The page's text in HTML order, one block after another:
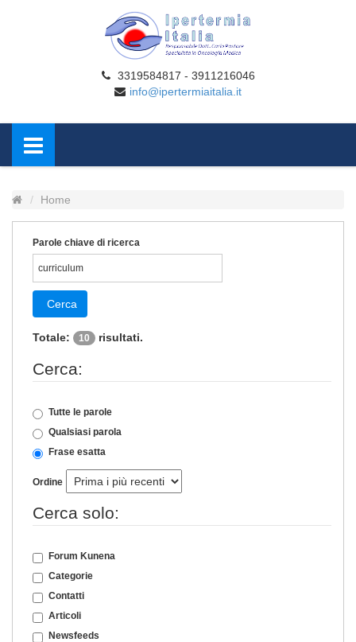
3319584817 - 3911216046
info@ipertermiaitalia.it
Home
Parole chiave di ricerca
Cerca
Totale: 10 risultati.
Cerca:
Tutte le parole
Qualsiasi parola
Frase esatta
Ordine
Cerca solo:
Forum Kunena
Categorie
Contatti
Articoli
Newsfeeds